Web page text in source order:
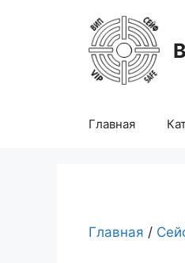
содержимому
Главная
Главная /